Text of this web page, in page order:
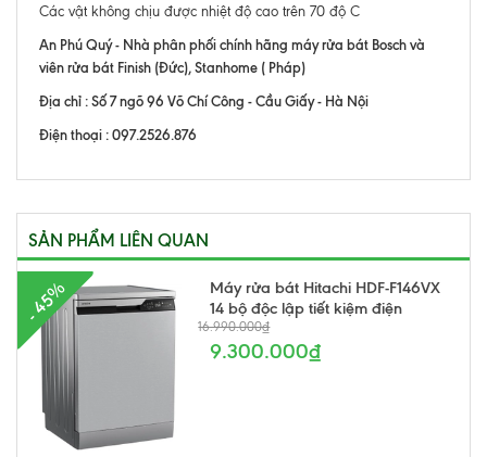
Các vật không chịu được nhiệt độ cao trên 70 độ C
An Phú Quý - Nhà phân phối chính hãng máy rửa bát Bosch và
viên rửa bát Finish (Đức), Stanhome ( Pháp)
Địa chỉ : Số 7 ngõ 96 Võ Chí Công - Cầu Giấy - Hà Nội
Điện thoại : 097.2526.876
SẢN PHẨM LIÊN QUAN
- 45%
Máy rửa bát Hitachi HDF-F146VX
14 bộ độc lập tiết kiệm điện
16.990.000₫
9.300.000₫